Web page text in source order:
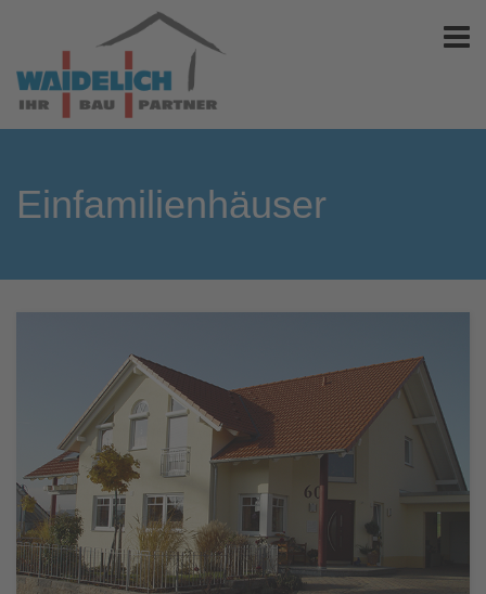
Einfamilienhäuser